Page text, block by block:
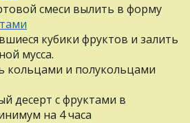
смеси вылить в форму
кубики фруктов и залить
мусса.
кольцами и полукольцами
десерт с фруктами в
на 4 часа